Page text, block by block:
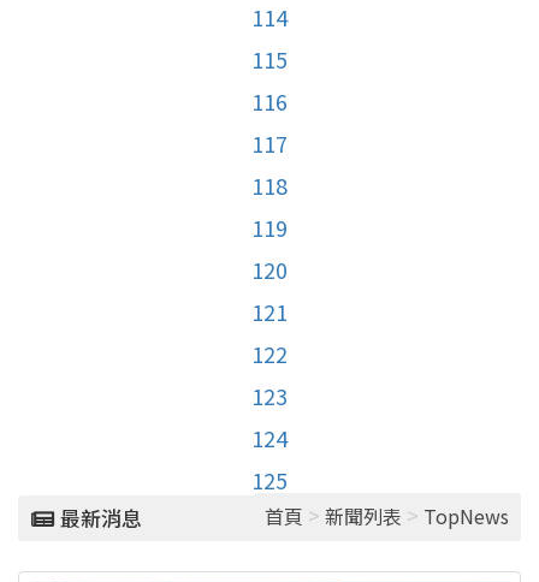
114
115
116
117
118
119
120
121
122
123
124
125
最新消息 首頁 > 新聞列表 > TopNews